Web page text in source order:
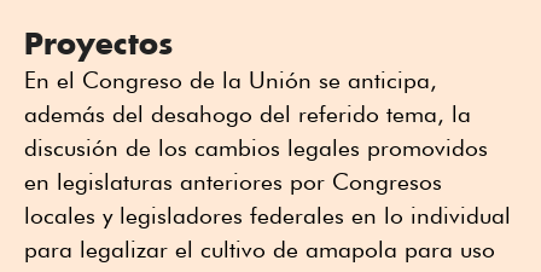
Proyectos
En el Congreso de la Unión se anticipa,
además del desahogo del referido tema, la
discusión de los cambios legales promovidos
en legislaturas anteriores por Congresos
locales y legisladores federales en lo individual
para legalizar el cultivo de amapola para uso